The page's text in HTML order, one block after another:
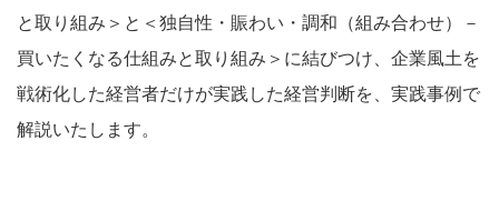
と取り組み＞と＜独自性・賑わい・調和（組み合わせ）－
買いたくなる仕組みと取り組み＞に結びつけ、企業風土を
戦術化した経営者だけが実践した経営判断を、実践事例で
解説いたします。